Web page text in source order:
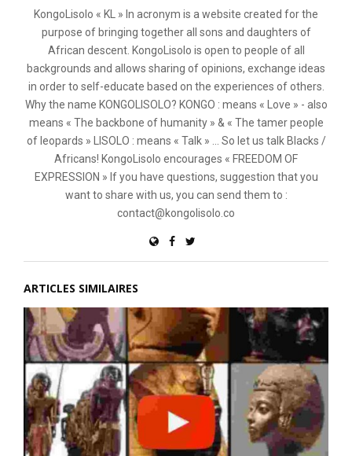
KongoLisolo « KL » In acronym is a website created for the
purpose of bringing together all sons and daughters of
African descent. KongoLisolo is open to people of all
backgrounds and allows sharing of opinions, exchange ideas
in order to self-educate based on the experiences of others.
Why the name KONGOLISOLO? KONGO : means « Love » - also
means « The backbone of humanity » & « The tamer people
of leopards » LISOLO : means « Talk » ... So let us talk Blacks /
Africans! KongoLisolo encourages « FREEDOM OF
EXPRESSION » If you have questions, suggestion that you
want to share with us, you can send them to :
contact@kongolisolo.co
ARTICLES SIMILAIRES